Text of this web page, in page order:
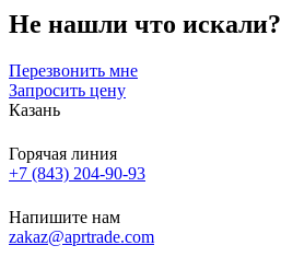
Не нашли что искали?
Перезвонить мне
Запросить цену
Казань
Горячая линия
+7 (843) 204-90-93
Напишите нам
zakaz@aprtrade.com